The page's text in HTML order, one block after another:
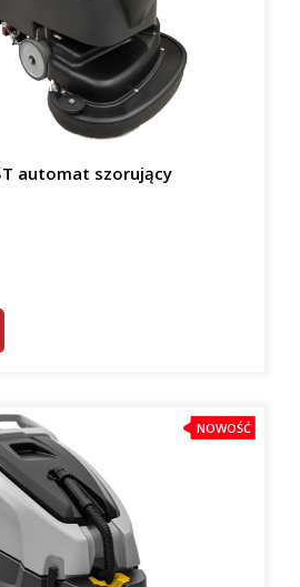
automat szorujący
NOWOŚĆ